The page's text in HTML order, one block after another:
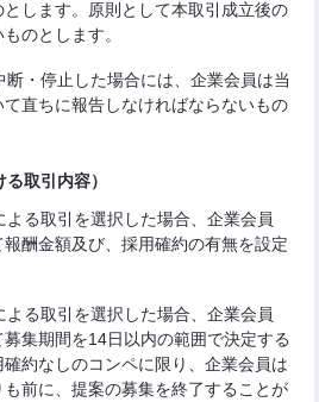
します。原則として本取引成立後の
のとします。
・停止した場合には、企業会員は当
直ちに報告しなければならないもの
取引内容）
る取引を選択した場合、企業会員
酬金額及び、採用確約の有無を設定
る取引を選択した場合、企業会員
集期間を14日以内の範囲で決定する
約なしのコンペに限り、企業会員は
前に、提案の募集を終了することが